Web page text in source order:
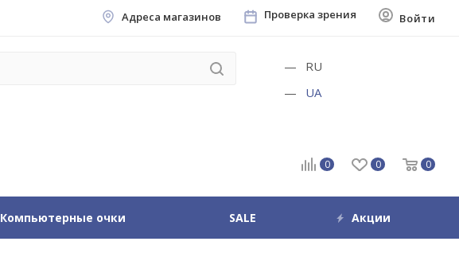
Адреса магазинов Проверка зрения Войти
RU
UA
0 0 0
Компьютерные очки SALE Акции